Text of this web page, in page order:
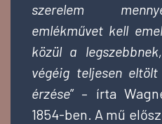
szerelem
emlékművet kell
közül a
végéig teljesen
érzése” – írta
1854-ben. A mű